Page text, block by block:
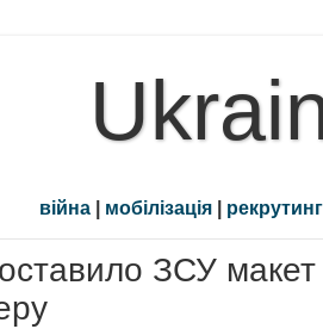
війна | мобілізація | рекрутинг
ЗСУ